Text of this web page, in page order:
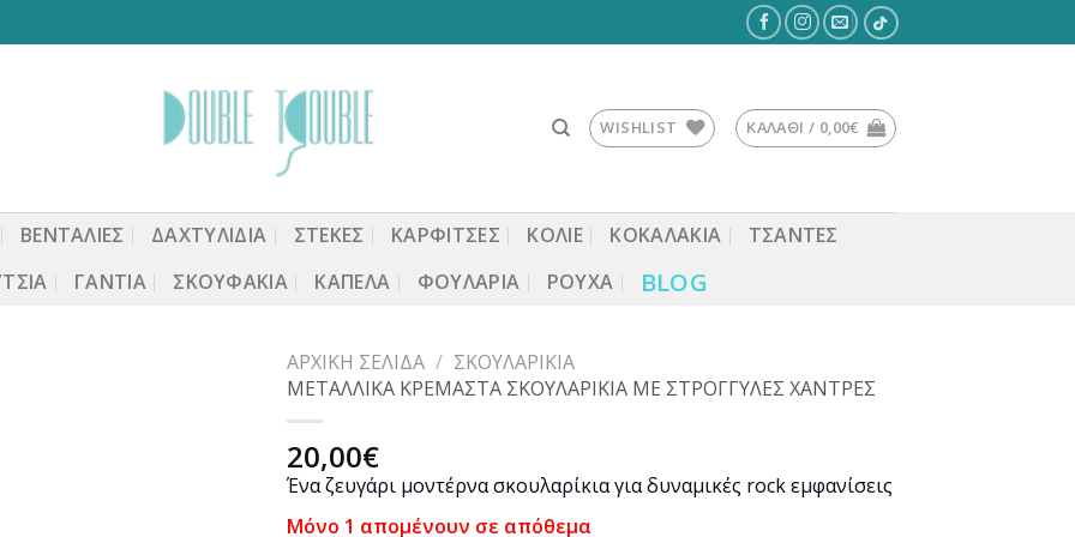
WISHLIST ΚΑΛΆΘΙ / 0,00€
ΒΕΝΤΆΛΙΕΣ ΔΑΧΤΥΛΙΔΙΑ ΣΤΈΚΕΣ ΚΑΡΦΙΤΣΕΣ ΚΟΛΙΕ ΚΟΚΑΛΆΚΙΑ
ΤΣΆΝΤΕΣ
ΓΆΝΤΙΑ ΣΚΟΥΦΆΚΙΑ ΚΑΠΈΛΑ ΦΟΥΛΆΡΙΑ ΡΟΎΧΑ BLOG
ΑΡΧΙΚΉ ΣΕΛΊΔΑ / ΣΚΟΥΛΑΡΊΚΙΑ
ΜΕΤΑΛΛΙΚΑ ΚΡΕΜΑΣΤΑ ΣΚΟΥΛΑΡΙΚΙΑ ΜΕ ΣΤΡΟΓΓΥΛΕΣ ΧΑΝΤΡΕΣ
20,00€
Ένα ζευγάρι μοντέρνα σκουλαρίκια για δυναμικές rock εμφανίσεις
Μόνο 1 απομένουν σε απόθεμα